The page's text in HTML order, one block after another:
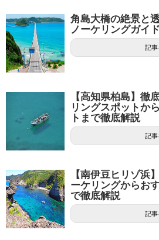
角島大橋の絶景と
ノーケリングガイ
記事
【高知県柏島】徹
リングスポットか
トまで徹底解説
記事
【南伊豆ヒリゾ浜
ーケリングからお
で徹底解説
記事